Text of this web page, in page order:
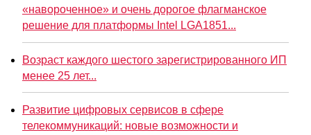
«навороченное» и очень дорогое флагманское
решение для платформы Intel LGA1851...
Возраст каждого шестого зарегистрированного ИП
менее 25 лет...
Развитие цифровых сервисов в сфере
телекоммуникаций: новые возможности и